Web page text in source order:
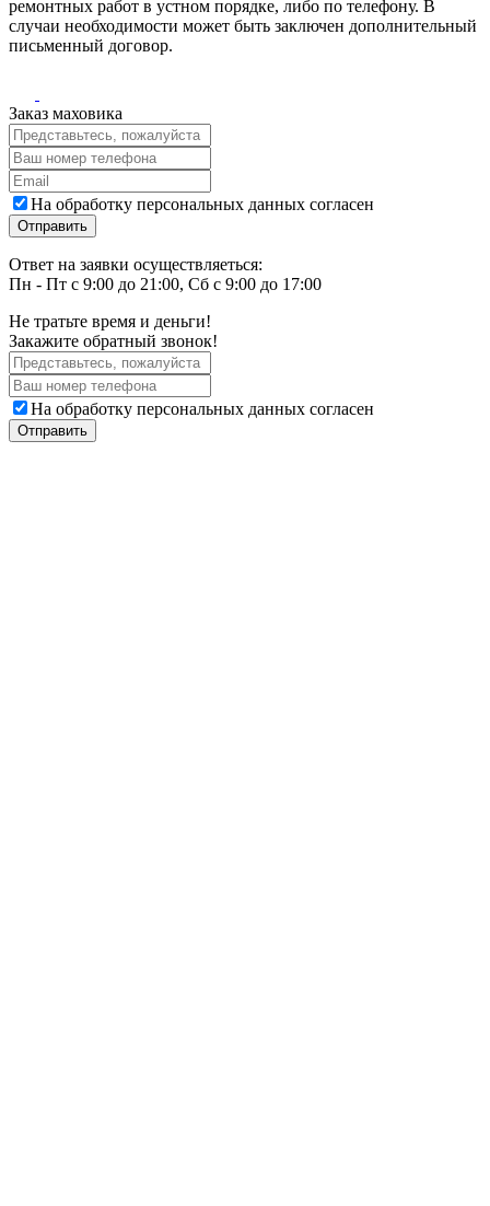
ремонтных работ в устном порядке, либо по телефону. В
случаи необходимости может быть заключен дополнительный
письменный договор.
Заказ маховика
На обработку персональных данных согласен
Ответ на заявки осуществляеться:
Пн - Пт с 9:00 до 21:00, Сб с 9:00 до 17:00
Не тратьте время и деньги!
Закажите обратный звонок!
На обработку персональных данных согласен